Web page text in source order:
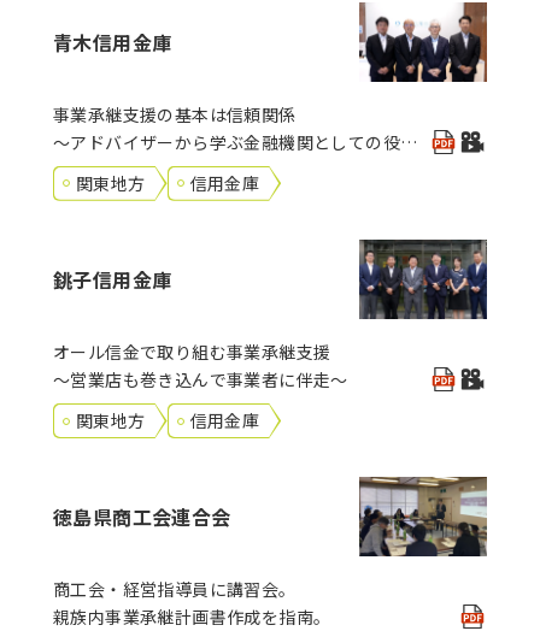
青木信用金庫
事業承継支援の基本は信頼関係
～アドバイザーから学ぶ金融機関としての役割
～
関東地方 信用金庫
銚子信用金庫
オール信金で取り組む事業承継支援
～営業店も巻き込んで事業者に伴走～
関東地方
信用金庫
徳島県商工会連合会
商工会・経営指導員に講習会。
親族内事業承継計画書作成を指南。